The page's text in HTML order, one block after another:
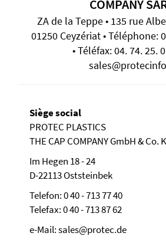
COMPANY
ZA de la Teppe • 135 rue
01250 Ceyzériat • Téléphone:
• Téléfax: 04. 74. 25.
Siège social
PROTEC PLASTICS
THE CAP COMPANY GmbH & Co.
Im Hegen 18 - 24
D-22113 Oststeinbek
Telefon: 0 40 - 713 77 40
Telefax: 0 40 - 713 87 62
e-Mail: sales@protec.de